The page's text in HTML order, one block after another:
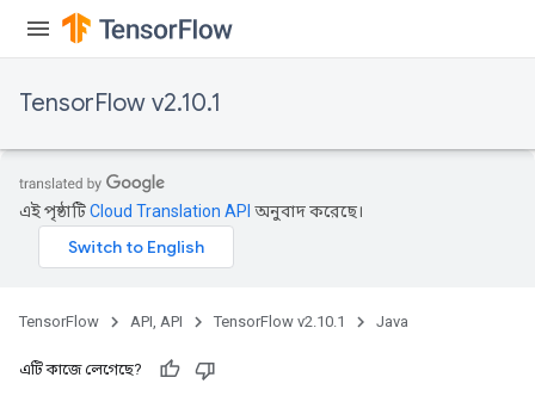
TensorFlow v2.10.1
এই পৃষ্ঠাটিCloud Translation API অনুবাদ করেছে।
TensorFlow API, API TensorFlow v2.10.1 Java
এটি কাজে লেগেছে?